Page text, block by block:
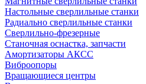
Настольные сверлильные станки
Радиально сверлильные станки
Сверлильно-фрезерные
Станочная оснастка, запчасти
Амортизаторы АКСС
Виброопоры
Вращающиеся центры